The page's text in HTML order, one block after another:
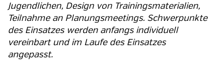
Jugendlichen, Design von Trainingsmaterialien,
Teilnahme an Planungsmeetings. Schwerpunkte
des Einsatzes werden anfangs individuell
vereinbart und im Laufe des Einsatzes
angepasst.